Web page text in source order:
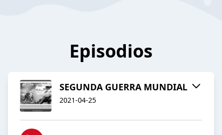
Episodios
SEGUNDA GUERRA MUNDIAL
2021-04-25